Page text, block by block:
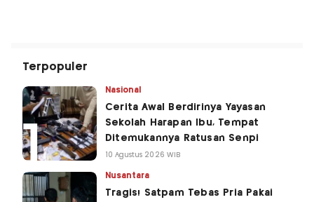
Terpopuler
Nasional
Cerita Awal Berdirinya Yayasan
Sekolah Harapan Ibu, Tempat
Ditemukannya Ratusan Senpi
10 Agustus 2026 WIB
Nusantara
Tragis! Satpam Tebas Pria Pakai